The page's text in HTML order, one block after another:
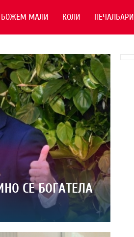
БОЖЕМ МАЛИ КОЛИ ПЕЧАЛБАРИ
СЕ БОГАТЕЛА